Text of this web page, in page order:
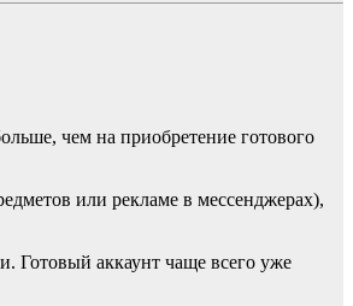
чем на приобретение готового
или рекламе в мессенджерах),
Готовый аккаунт чаще всего уже